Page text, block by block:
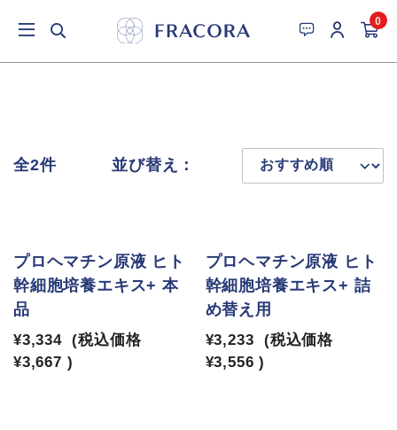
0
全2件 並び替え：
プロヘマチン原液 ヒト
幹細胞培養エキス+ 本
品
¥3,334 (税込価格
¥3,667 )
プロヘマチン原液 ヒト
幹細胞培養エキス+ 詰
め替え用
¥3,233
(税込価格
¥3,556 )